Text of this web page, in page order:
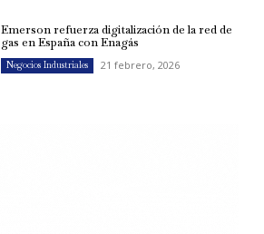
Emerson refuerza digitalización de la red de
gas en España con Enagás
Negocios Industriales 21 febrero, 2026